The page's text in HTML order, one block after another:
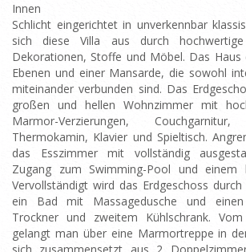
Innen
Schlicht eingerichtet in unverkennbar
sich diese Villa aus durch hochwertige
Dekorationen, Stoffe und Möbel. Das
Ebenen und einer Mansarde, die sowohl
miteinander verbunden sind. Das
großen und hellen Wohnzimmer mit
Marmor-Verzierungen,
Thermokamin, Klavier und Spieltisch.
das Esszimmer mit vollständig
Zugang zum Swimming-Pool und einem
Vervollständigt wird das Erdgeschoss
ein Bad mit Massagedusche und
Trockner und zweitem Kühlschrank.
gelangt man über eine Marmortreppe in